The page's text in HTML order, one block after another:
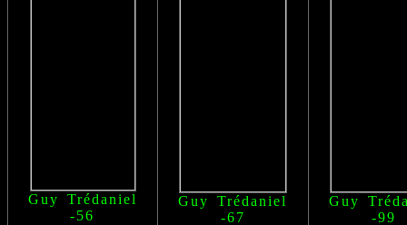
Guy Trédaniel
-56
Guy Trédaniel
-67
Guy
-99